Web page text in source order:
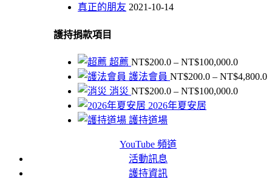
真正的朋友 2021-10-14
護持捐款項目
超薦 NT$200.0 – NT$100,000.0價
格
範
護法會員 NT$200.0 – NT$4,800.0
消災 NT$200.0 – NT$100,000.0價
2026年夏安居
護持道場
YouTube 頻道
活動訊息
護持資訊